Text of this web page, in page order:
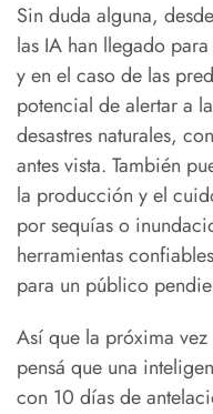
Sin duda alguna,
las IA han llegado
y en el caso de las
potencial de alertar a
desastres naturales,
antes vista. También
la producción y el
por sequías o
herramientas
para un público
Así que la próxima
pensá que una
con 10 días de